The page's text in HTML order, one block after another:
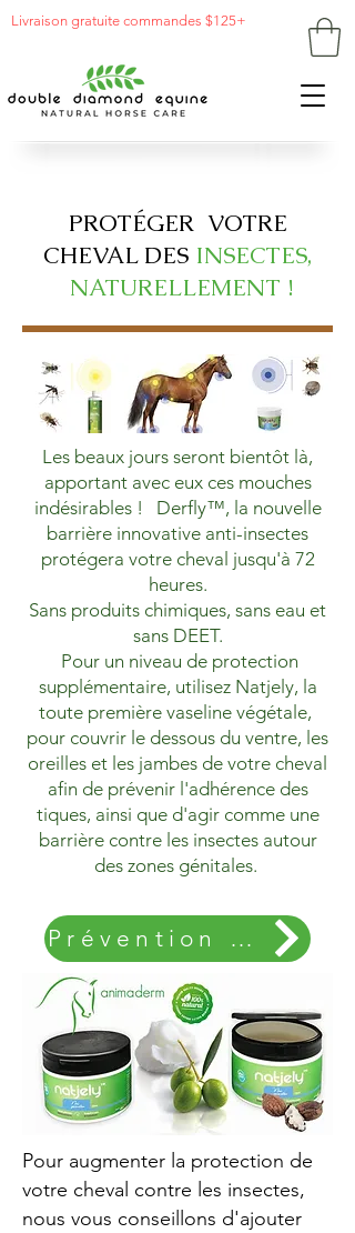
Livraison gratuite commandes $125+
PROTÉGER VOTRE
CHEVAL DES INSECTES,
NATURELLEMENT !
Les beaux jours seront bientôt là,
apportant avec eux ces mouches
indésirables ! Derfly™, la nouvelle
barrière innovative anti-insectes
protégera votre cheval jusqu'à 72
heures.
Sans produits chimiques, sans eau et
sans DEET.
Pour un niveau de protection
supplémentaire, utilisez Natjely, la
toute première vaseline végétale,
pour couvrir le dessous du ventre, les
oreilles et les jambes de votre cheval
afin de prévenir l'adhérence des
tiques, ainsi que d'agir comme une
barrière contre les insectes autour
des zones génitales.
Prévention des tiques
Pour augmenter la protection de
votre cheval contre les insectes,
nous vous conseillons d'ajouter